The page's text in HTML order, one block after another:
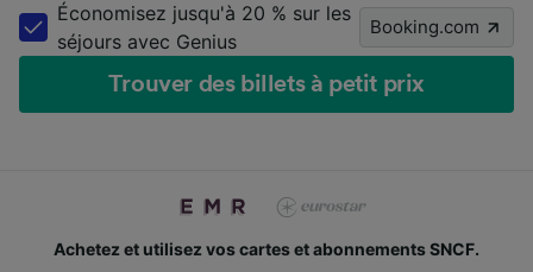
Économisez jusqu'à 20 % sur les
séjours avec Genius
Booking.com
Trouver des billets à petit prix
Achetez et utilisez vos cartes et abonnements SNCF.